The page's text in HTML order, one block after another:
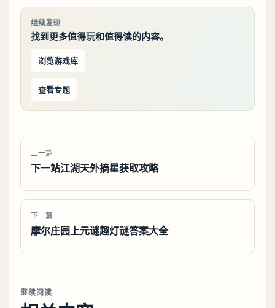
继续发现
找到更多值得玩和值得读的内容。
浏览游戏库
查看专题
上一篇
下一站江湖天外摘星获取攻略
下一篇
摩尔庄园上元谜趣灯谜答案大全
继续阅读